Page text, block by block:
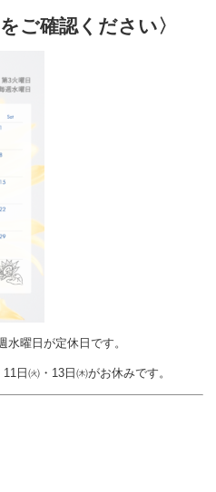
ご確認ください〉
曜日が定休日です。
日㈫・13日㈭がお休みです。